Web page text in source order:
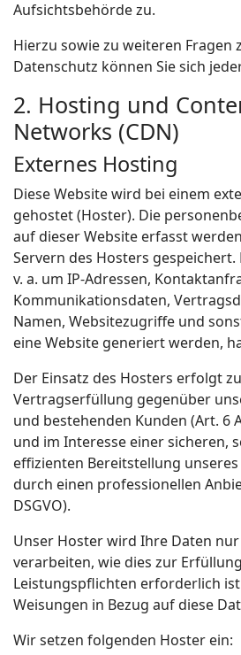
Aufsichtsbehörde zu.
Hierzu sowie zu weiteren Fragen
Datenschutz können Sie sich
2. Hosting und
Networks (CDN)
Externes Hosting
Diese Website wird bei einem
gehostet (Hoster). Die
auf dieser Website erfasst
Servern des Hosters gespeichert.
v. a. um IP-Adressen,
Kommunikationsdaten,
Namen, Websitezugriffe und
eine Website generiert werden,
Der Einsatz des Hosters erfolgt
Vertragserfüllung gegenüber
und bestehenden Kunden (Art. 6
und im Interesse einer sicheren,
effizienten Bereitstellung
durch einen professionellen
DSGVO).
Unser Hoster wird Ihre Daten
verarbeiten, wie dies zur
Leistungspflichten erforderlich
Weisungen in Bezug auf diese
Wir setzen folgenden Hoster ein: